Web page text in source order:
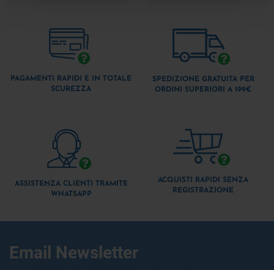
PAGAMENTI RAPIDI E IN TOTALE
SCUREZZA
SPEDIZIONE GRATUITA PER
ORDINI SUPERIORI A 199€
ASSISTENZA CLIENTI TRAMITE
WHATSAPP
ACQUISTI RAPIDI SENZA
REGISTRAZIONE
Email Newsletter